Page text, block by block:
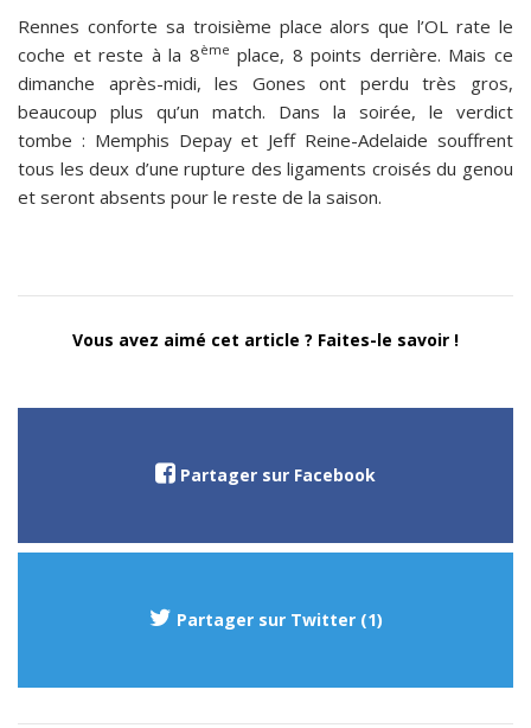
Rennes conforte sa troisième place alors que l’OL rate le
coche et reste à la 8ème place, 8 points derrière. Mais ce
dimanche après-midi, les Gones ont perdu très gros,
beaucoup plus qu’un match. Dans la soirée, le verdict
tombe : Memphis Depay et Jeff Reine-Adelaide souffrent
tous les deux d’une rupture des ligaments croisés du genou
et seront absents pour le reste de la saison.
Vous avez aimé cet article ? Faites-le savoir !
Partager sur Facebook
Partager sur Twitter (1)